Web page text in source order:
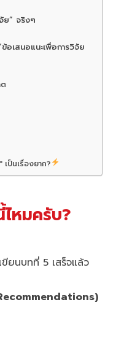
ย” จริงๆ
อเสนอแนะเพื่อการวิจัย
เป็นเรื่องยาก?
หมครับ?
ยนบทที่ 5 เสร็จแล้ว